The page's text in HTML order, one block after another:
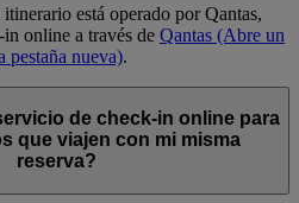
está operado por Qantas,
online a través de Qantas (Abre un
pestaña nueva).
de check-in online para
que viajen con mi misma
reserva?